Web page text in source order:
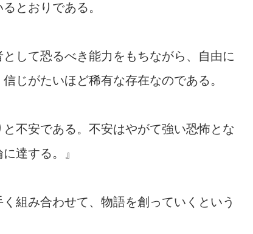
とおりである。
して恐るべき能力をもちながら、自由に
じがたいほど稀有な存在なのである。
不安である。不安はやがて強い恐怖とな
達する。』
組み合わせて、物語を創っていくという